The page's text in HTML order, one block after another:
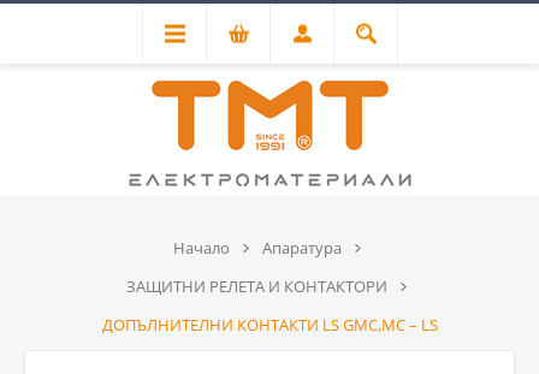
Начало
Апаратура
ЗАЩИТНИ РЕЛЕТА И КОНТАКТОРИ
ДОПЪЛНИТЕЛНИ КОНТАКТИ LS GMC,MC – LS